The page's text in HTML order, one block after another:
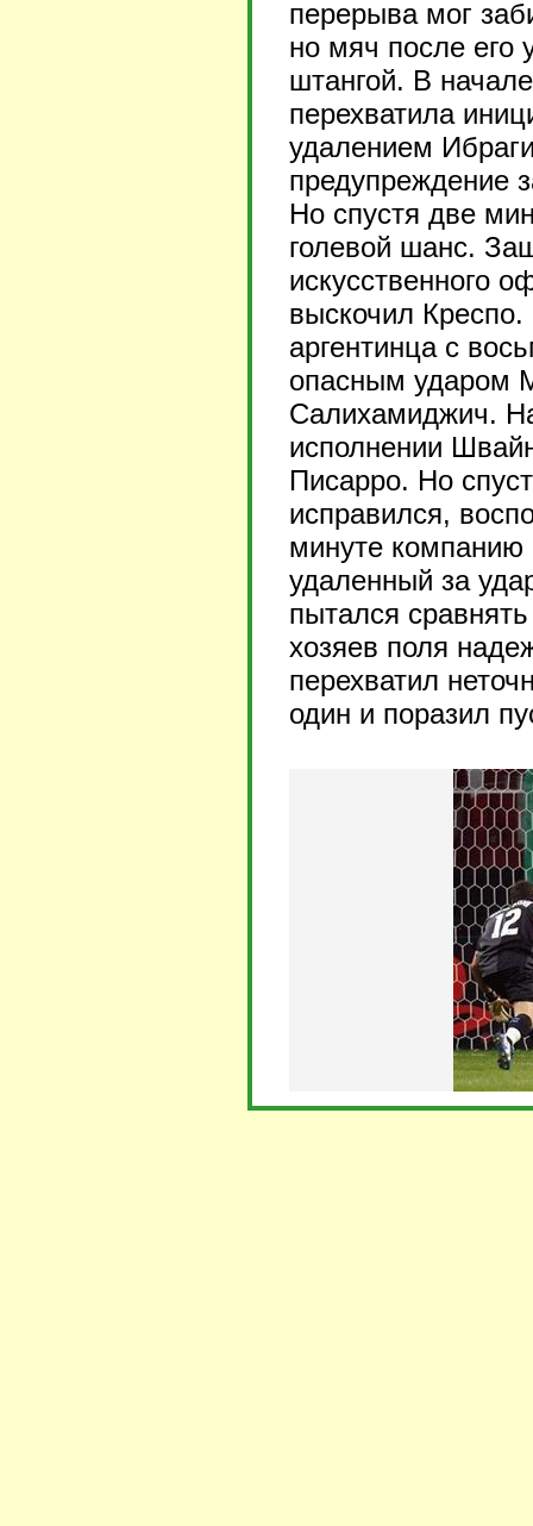
перерыва мог
но мяч после его
штангой. В
перехватила
удалением
предупреждение
Но спустя две
голевой шанс.
искусственного
выскочил
аргентинца с
опасным ударом
Салихамиджич.
исполнении
Писарро. Но
исправился,
минуте компанию
удаленный за
пытался
хозяев поля
перехватил
один и поразил